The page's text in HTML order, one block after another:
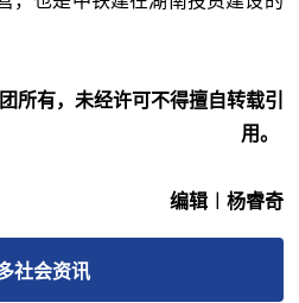
所有，未经许可不得擅自转载引
用。
编辑︱杨睿奇
社会资讯